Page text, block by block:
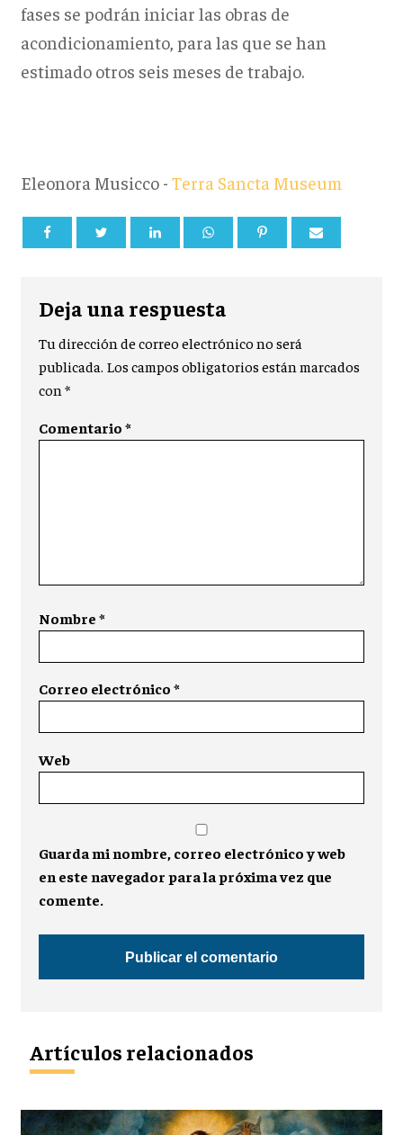
fases se podrán iniciar las obras de
acondicionamiento, para las que se han
estimado otros seis meses de trabajo.
Eleonora Musicco - Terra Sancta Museum
Deja una respuesta
Tu dirección de correo electrónico no será
publicada. Los campos obligatorios están marcados
con*
Comentario*
Nombre*
Correo electrónico*
Web
Guarda mi nombre, correo electrónico y web
en este navegador para la próxima vez que
comente.
Artículos relacionados